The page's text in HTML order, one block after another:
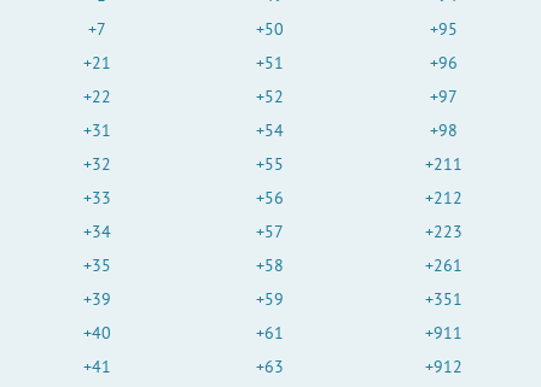
+7
+21
+22
+31
+32
+33
+34
+35
+39
+40
+41
+50
+51
+52
+54
+55
+56
+57
+58
+59
+61
+63
+95
+96
+97
+98
+211
+212
+223
+261
+351
+911
+912